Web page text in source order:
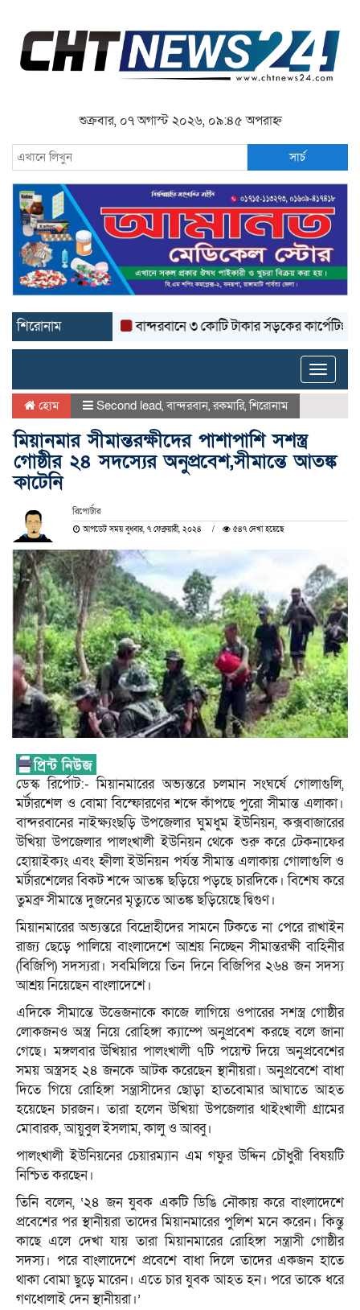
শুক্রবার, ০৭ অগাস্ট ২০২৬, ০৯:৪৫ অপরাহ্ন
সার্চ
শিরোনাম বান্দরবানে ৩ কোটি টাকার সড়কের কার্পেটিং উঠে
Toggle
হোম Second lead,বান্দরবান,রকমারি,শিরোনাম
মিয়ানমার সীমান্তরক্ষীদের পাশাপাশি সশস্ত্র
গোষ্ঠীর ২৪ সদস্যের অনুপ্রবেশ,সীমান্তে আতঙ্ক
কাটেনি
রিপোর্টার
আপডেট সময় বুধবার, ৭ ফেব্রুয়ারী, ২০২৪ ৫৪৭ দেখা হয়েছে
ডেস্ক রির্পোট:- মিয়ানমারের অভ্যন্তরে চলমান সংঘর্ষে গোলাগুলি,
মর্টারশেল ও বোমা বিস্ফোরণের শব্দে কাঁপছে পুরো সীমান্ত এলাকা।
বান্দরবানের নাইক্ষ্যংছড়ি উপজেলার ঘুমধুম ইউনিয়ন, কক্সবাজারের
উখিয়া উপজেলার পালংখালী ইউনিয়ন থেকে শুরু করে টেকনাফের
হোয়াইক্যং এবং হ্নীলা ইউনিয়ন পর্যন্ত সীমান্ত এলাকায় গোলাগুলি ও
মর্টারশেলের বিকট শব্দে আতঙ্ক ছড়িয়ে পড়ছে চারদিকে। বিশেষ করে
তুমব্রু সীমান্তে দুজনের মৃত্যুতে আতঙ্ক ছড়িয়েছে দ্বিগুণ।
মিয়ানমারের অভ্যন্তরে বিদ্রোহীদের সামনে টিকতে না পেরে রাখাইন
রাজ্য ছেড়ে পালিয়ে বাংলাদেশে আশ্রয় নিচ্ছেন সীমান্তরক্ষী বাহিনীর
(বিজিপি) সদস্যরা। সবমিলিয়ে তিন দিনে বিজিপির ২৬৪ জন সদস্য
আশ্রয় নিয়েছেন বাংলাদেশে।
এদিকে সীমান্তে উত্তেজনাকে কাজে লাগিয়ে ওপারের সশস্ত্র গোষ্ঠীর
লোকজনও অস্ত্র নিয়ে রোহিঙ্গা ক্যাম্পে অনুপ্রবেশ করছে বলে জানা
গেছে। মঙ্গলবার উখিয়ার পালংখালী ৭টি পয়েন্ট দিয়ে অনুপ্রবেশের
সময় অস্ত্রসহ ২৪ জনকে আটক করেছেন স্থানীয়রা। অনুপ্রবেশে বাধা
দিতে গিয়ে রোহিঙ্গা সন্ত্রাসীদের ছোড়া হাতবোমার আঘাতে আহত
হয়েছেন চারজন। তারা হলেন উখিয়া উপজেলার থাইংখালী গ্রামের
মোবারক, আয়ুবুল ইসলাম, কালু ও আব্বু।
পালংখালী ইউনিয়নের চেয়ারম্যান এম গফুর উদ্দিন চৌধুরী বিষয়টি
নিশ্চিত করছেন।
তিনি বলেন, ‘২৪ জন যুবক একটি ডিঙি নৌকায় করে বাংলাদেশে
প্রবেশের পর স্থানীয়রা তাদের মিয়ানমারের পুলিশ মনে করেন। কিন্তু
কাছে এলে দেখা যায় তারা মিয়ানমারের রোহিঙ্গা সন্ত্রাসী গোষ্ঠীর
সদস্য। পরে বাংলাদেশে প্রবেশে বাধা দিলে তাদের একজন হাতে
থাকা বোমা ছুড়ে মারেন। এতে চার যুবক আহত হন। পরে তাকে ধরে
গণধোলাই দেন স্থানীয়রা।’